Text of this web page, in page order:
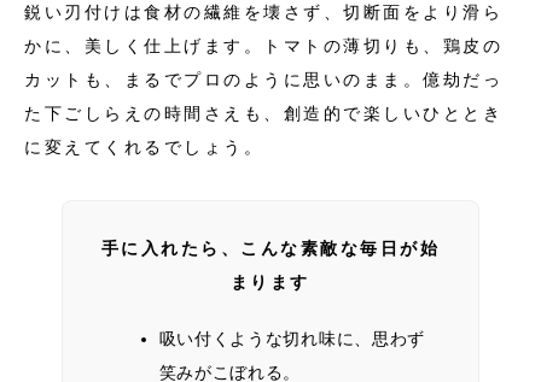
鋭い刃付けは食材の繊維を壊さず、切断面をより滑ら
かに、美しく仕上げます。トマトの薄切りも、鶏皮の
カットも、まるでプロのように思いのまま。億劫だっ
た下ごしらえの時間さえも、創造的で楽しいひととき
に変えてくれるでしょう。
手に入れたら、こんな素敵な毎日が始
まります
吸い付くような切れ味に、思わず
笑みがこぼれる。